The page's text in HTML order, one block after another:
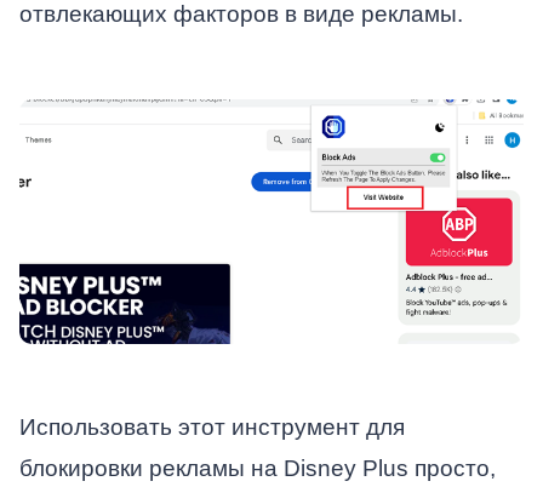
отвлекающих факторов в виде рекламы.
Использовать этот инструмент для
блокировки рекламы на Disney Plus просто,